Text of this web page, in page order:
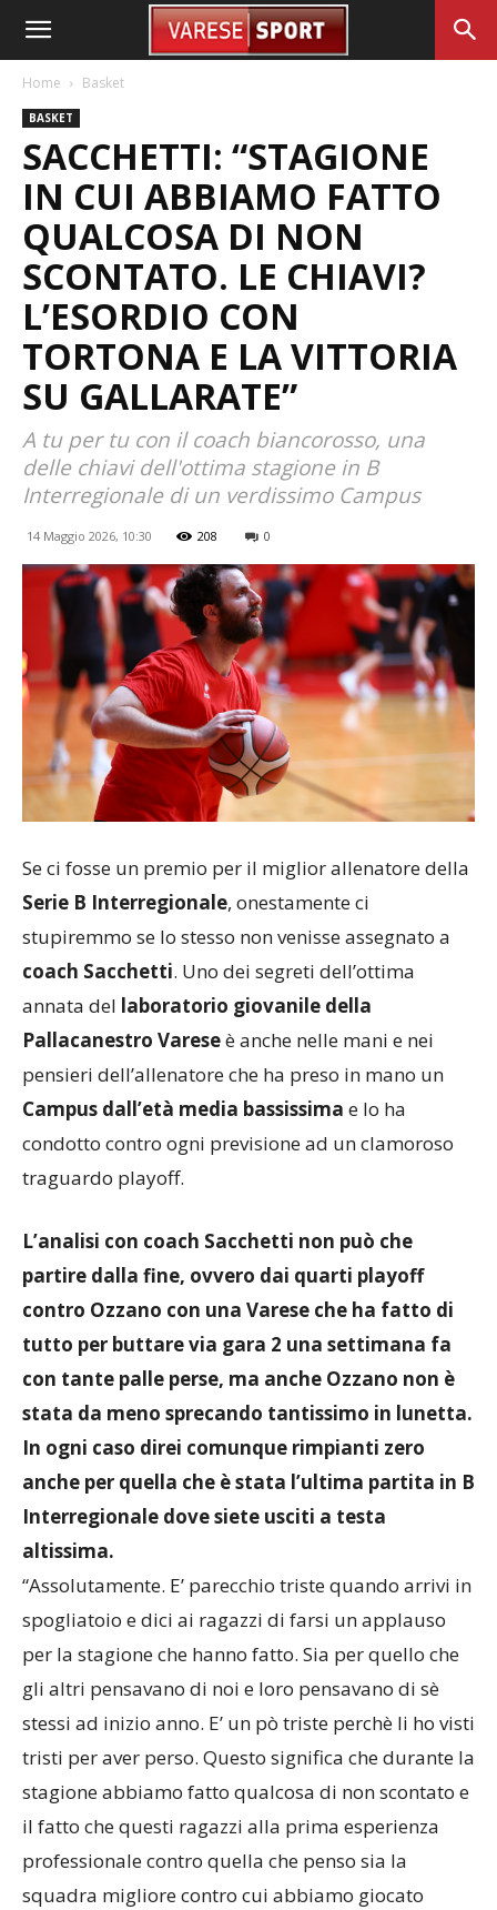
Home Basket
BASKET
SACCHETTI: “STAGIONE
IN CUI ABBIAMO FATTO
QUALCOSA DI NON
SCONTATO. LE CHIAVI?
L’ESORDIO CON
TORTONA E LA VITTORIA
SU GALLARATE”
A tu per tu con il coach biancorosso, una
delle chiavi dell'ottima stagione in B
Interregionale di un verdissimo Campus
14 Maggio 2026, 10:30 208 0
Se ci fosse un premio per il miglior allenatore della
Serie B Interregionale, onestamente ci
stupiremmo se lo stesso non venisse assegnato a
coach Sacchetti. Uno dei segreti dell’ottima
annata del laboratorio giovanile della
Pallacanestro Vareseè anche nelle mani e nei
pensieri dell’allenatore che ha preso in mano un
Campus dall’età media bassissima e lo ha
condotto contro ogni previsione ad un clamoroso
traguardo playoff.
L’analisi con coach Sacchetti non può che
partire dalla fine, ovvero dai quarti playoff
contro Ozzano con una Varese che ha fatto di
tutto per buttare via gara 2 una settimana fa
con tante palle perse, ma anche Ozzano non è
stata da meno sprecando tantissimo in lunetta.
In ogni caso direi comunque rimpianti zero
anche per quella che è stata l’ultima partita in B
Interregionale dove siete usciti a testa
altissima.
“Assolutamente. E’ parecchio triste quando arrivi in
spogliatoio e dici ai ragazzi di farsi un applauso
per la stagione che hanno fatto. Sia per quello che
gli altri pensavano di noi e loro pensavano di sè
stessi ad inizio anno. E’ un pò triste perchè li ho visti
tristi per aver perso. Questo significa che durante la
stagione abbiamo fatto qualcosa di non scontato e
il fatto che questi ragazzi alla prima esperienza
professionale contro quella che penso sia la
squadra migliore contro cui abbiamo giocato